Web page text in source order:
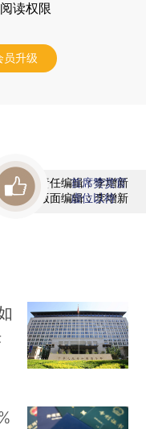
读权限
员升级
责任编辑：李增新
版面编辑：李增新
首席赞赏官
虚位以待